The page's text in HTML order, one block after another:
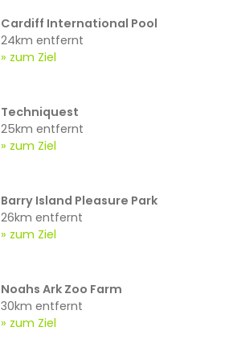
Cardiff International Pool
24km entfernt
zum Ziel
Techniquest
25km entfernt
zum Ziel
Barry Island Pleasure Park
26km entfernt
zum Ziel
Noahs Ark Zoo Farm
30km entfernt
zum Ziel